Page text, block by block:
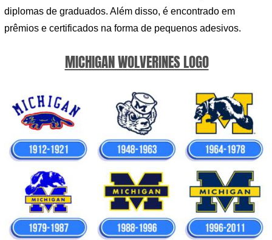
diplomas de graduados. Além disso, é encontrado em
prêmios e certificados na forma de pequenos adesivos.
MICHIGAN WOLVERINES LOGO